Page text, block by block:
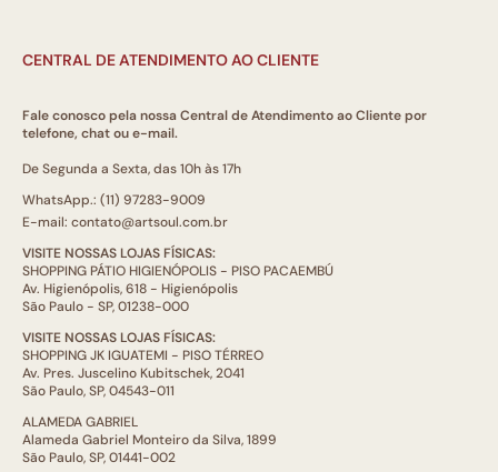
CENTRAL DE ATENDIMENTO AO CLIENTE
Fale conosco pela nossa Central de Atendimento ao Cliente por
telefone, chat ou e-mail.
De Segunda a Sexta, das 10h às 17h
WhatsApp.: (11) 97283-9009
E-mail: contato@artsoul.com.br
VISITE NOSSAS LOJAS FÍSICAS:
SHOPPING PÁTIO HIGIENÓPOLIS - PISO PACAEMBÚ
Av. Higienópolis, 618 - Higienópolis
São Paulo - SP, 01238-000
VISITE NOSSAS LOJAS FÍSICAS:
SHOPPING JK IGUATEMI - PISO TÉRREO
Av. Pres. Juscelino Kubitschek, 2041
São Paulo, SP, 04543-011
ALAMEDA GABRIEL
Alameda Gabriel Monteiro da Silva, 1899
São Paulo, SP, 01441-002